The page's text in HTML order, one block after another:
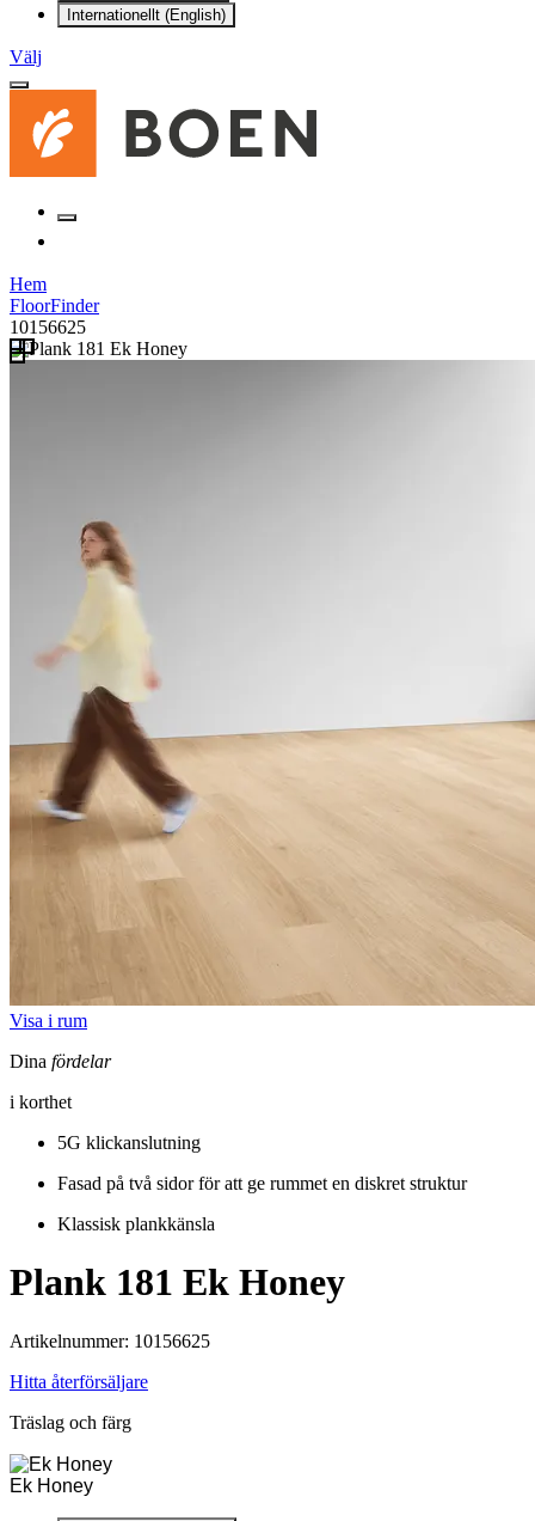
Internationellt (English)
Välj
Hem
FloorFinder
10156625
Visa i rum
Dina fördelar
i korthet
5G klickanslutning
Fasad på två sidor för att ge rummet en diskret struktur
Klassisk plankkänsla
Plank 181 Ek Honey
Artikelnummer: 10156625
Hitta återförsäljare
Träslag och färg
Ek Honey